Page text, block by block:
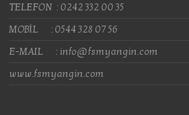
TELEFON : 0242 332 00 35
MOBİL : 0544 328 07 56
E-MAIL : info@fsmyangin.com
www.fsmyangin.com